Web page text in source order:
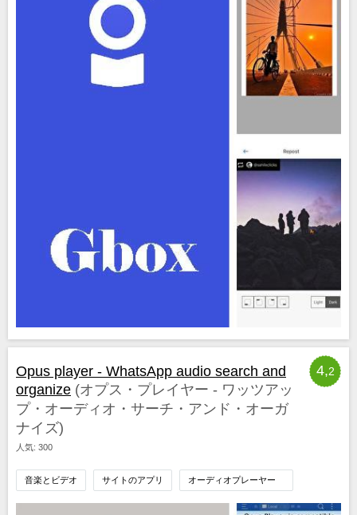
4,2
Opus player - WhatsApp audio search and
organize (オプス・プレイヤー - ワッツアッ
プ・オーディオ・サーチ・アンド・オーガ
ナイズ)
人気: 300
音楽とビデオ サイトのアプリ オーディオプレーヤー